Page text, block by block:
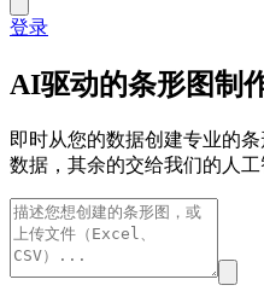
登录
AI驱动的条形图制
即时从您的数据创建专业的
数据，其余的交给我们的人工